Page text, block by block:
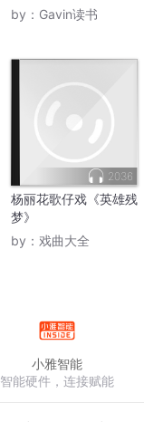
by： Gavin读书
2036
杨丽花歌仔戏《英雄残
梦》
by： 戏曲大全
小雅智能
智能硬件，连接赋能